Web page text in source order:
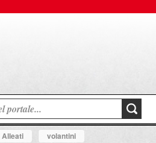
volantini